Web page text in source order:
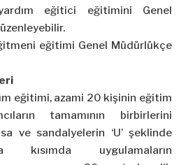
eğitici eğitimini Genel
eğitimi Genel Müdürlükçe
eğitimi, azami 20 kişinin eğitim
tamamının birbirlerini
ve sandalyelerin ‘U’ şeklinde
kısımda uygulamaların